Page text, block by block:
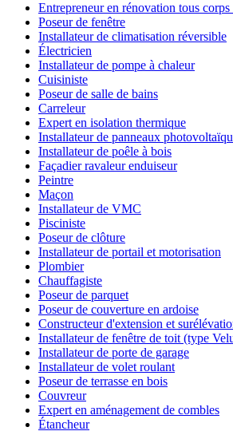
Entrepreneur en rénovation tous corps
Poseur de fenêtre
Installateur de climatisation réversible
Électricien
Installateur de pompe à chaleur
Cuisiniste
Poseur de salle de bains
Carreleur
Expert en isolation thermique
Installateur de panneaux
Installateur de poêle à bois
Façadier ravaleur enduiseur
Peintre
Maçon
Installateur de VMC
Pisciniste
Poseur de clôture
Installateur de portail et motorisation
Plombier
Chauffagiste
Poseur de parquet
Poseur de couverture en ardoise
Constructeur d'extension et
Installateur de fenêtre de toit (type
Installateur de porte de garage
Installateur de volet roulant
Poseur de terrasse en bois
Couvreur
Expert en aménagement de combles
Étancheur